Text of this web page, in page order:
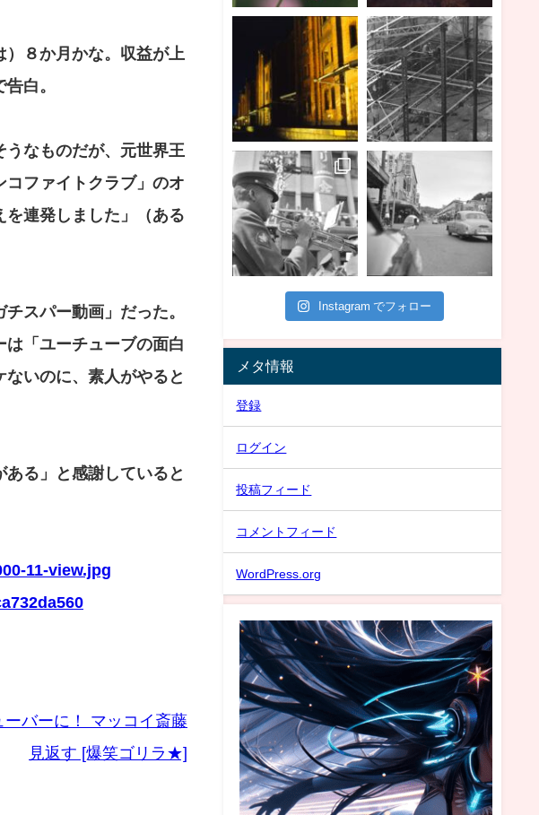
８か月かな。収益が上
白。
なものだが、元世界王
ファイトクラブ」のオ
連発しました」（ある
スパー動画」だった。
「ユーチューブの面白
いのに、素人がやると
る」と感謝していると
11-view.jpg
ーバーに！ マッコイ斎藤
見返す [爆笑ゴリラ★]
Instagram でフォロー
メタ情報
登録
ログイン
投稿フィード
コメントフィード
WordPress.org